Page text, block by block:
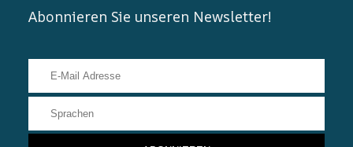
Abonnieren Sie unseren Newsletter!